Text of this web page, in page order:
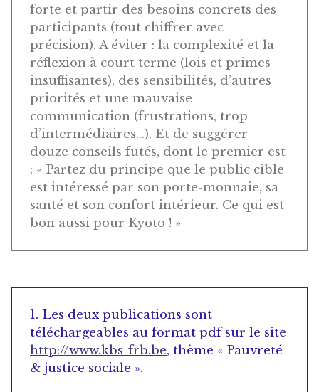
forte et partir des besoins concrets des
participants (tout chiffrer avec
précision). A éviter : la complexité et la
réflexion à court terme (lois et primes
insuffisantes), des sensibilités, d’autres
priorités et une mauvaise
communication (frustrations, trop
d’intermédiaires…). Et de suggérer
douze conseils futés, dont le premier est
: « Partez du principe que le public cible
est intéressé par son porte-monnaie, sa
santé et son confort intérieur. Ce qui est
bon aussi pour Kyoto ! »
1. Les deux publications sont
téléchargeables au format pdf sur le site
http://www.kbs-frb.be, thème « Pauvreté
& justice sociale ».